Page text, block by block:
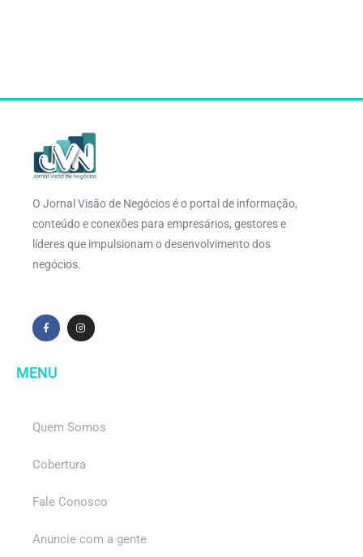
O Jornal Visão de Negócios é o portal de informação,
conteúdo e conexões para empresários, gestores e
líderes que impulsionam o desenvolvimento dos
negócios.
MENU
Quem Somos
Cobertura
Fale Conosco
Anuncie com a gente